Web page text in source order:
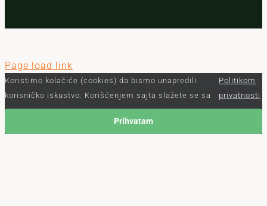
Page load link
Koristimo kolačiće (cookies) da bismo unapredili
korisničko iskustvo. Korišćenjem sajta slažete se sa
Politikom
privatnosti
Prihvatam